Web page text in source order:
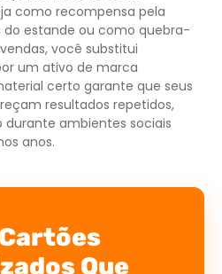
como recompensa pela
do estande ou como quebra-
você substitui
um ativo de marca
certo garante que seus
resultados repetidos,
durante ambientes sociais
anos.
Que